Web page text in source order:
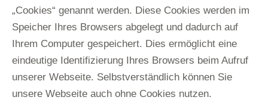
„Cookies“ genannt werden. Diese Cookies werden im
Speicher Ihres Browsers abgelegt und dadurch auf
Ihrem Computer gespeichert. Dies ermöglicht eine
eindeutige Identifizierung Ihres Browsers beim Aufruf
unserer Webseite. Selbstverständlich können Sie
unsere Webseite auch ohne Cookies nutzen.